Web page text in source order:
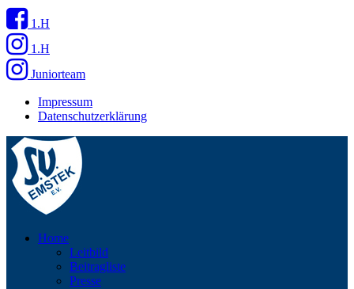
1.H
1.H
Juniorteam
Impressum
Datenschutzerklärung
Home
Leitbild
Beitragliste
Presse